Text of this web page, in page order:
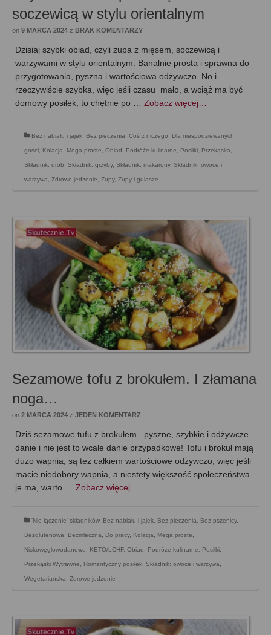
soczewicą w stylu orientalnym
on 9 MARCA 2024 z BRAK KOMENTARZY
Dzisiaj szybki obiad, czyli zupa z mięsem, soczewicą i
warzywami w stylu orientalnym. Banalnie prosta i sprawna do
przygotowania, pyszna i wartościowa odżywczo. No i
rzeczywiście szybka, więc jeśli czasu mało, a wciąż ma być
domowy posiłek, to chętnie po … Zobacz więcej…
Bez nabiału i jajek Bez pieczenia Coś z niczego Dla niespodziewanych
gości Kolacja Mega proste Obiad Podróże kulinarne Posiłki Przekąska
Składnik: drób Składnik: grzyby, Składnik: makarony, Składnik: owoce i
warzywa Zdrowe jedzenie Zupy, Zupy i gulasze
Sezamowe tofu z brokułem. I złamana
noga…
on 2 MARCA 2024 z JEDEN KOMENTARZ
Dziś sezamowe tufu z brokułem –pyszne, szybkie i odżywcze
danie i nie jest to wcale danie przypadkowe! Tofu i brokuł mają
dużo wapnia, są też całkiem wartościowe odżywczo, więc jeśli
macie niedobory wapnia, a niestety większość społeczeństwa
je ma, warto … Zobacz więcej…
'Nie-łączenie' składników, Bez nabiału i jajek Bez pieczenia Bez pszenicy,
Bezglutenowa Bezmleczna Do pracy, Kolacja Mega proste
Niskowęglowodanowe, KETO/LCHF, Obiad Podróże kulinarne Posiłki
Przekąski Wytrawne Romantyczny posiłek Składnik: owoce i warzywa
Wegetariańska Zdrowe jedzenie